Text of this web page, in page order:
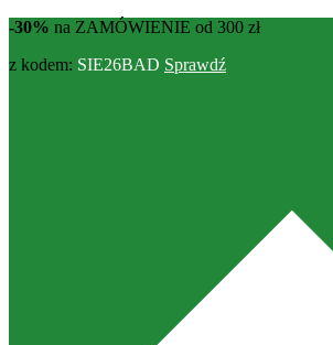
-30% na ZAMÓWIENIE od 300 zł
z kodem: SIE26BAD Sprawdź